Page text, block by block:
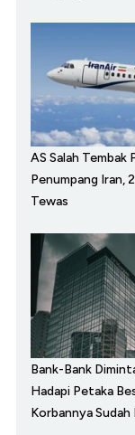
AS Salah Tembak
Penumpang Iran,
Tewas
Bank-Bank
Hadapi Petaka
Korbannya Sudah